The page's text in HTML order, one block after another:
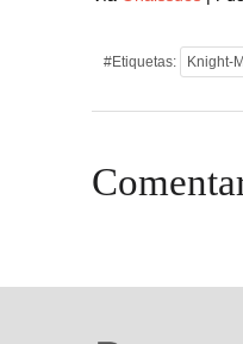
#Etiquetas: Knight-